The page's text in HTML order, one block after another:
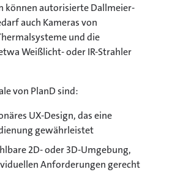
können autorisierte Dallmeier-
auch Kameras von
und die
Weißlicht- oder IR-Strahler
von PlanD sind:
UX-Design, das eine
gewährleistet
2D- oder 3D-Umgebung,
Anforderungen gerecht